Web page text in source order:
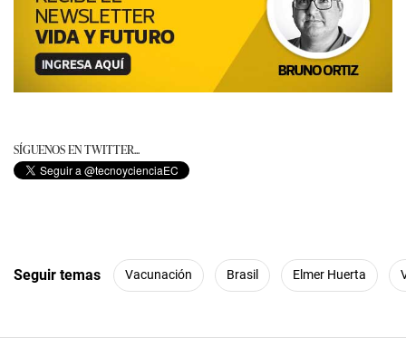
SÍGUENOS EN TWITTER...
Seguir temas Vacunación Brasil Elmer Huerta